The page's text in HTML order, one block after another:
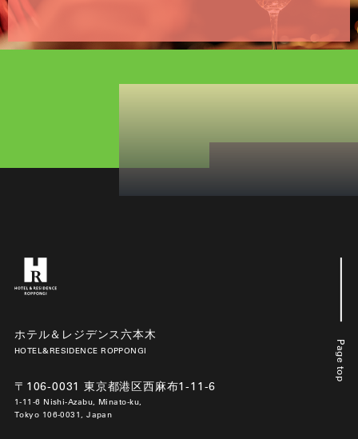
Page top
ホテル＆レジデンス六本木
HOTEL&RESIDENCE ROPPONGI
〒106-0031 東京都港区西麻布1-11-6
1-11-6 Nishi-Azabu, Minato-ku,
Tokyo 106-0031, Japan